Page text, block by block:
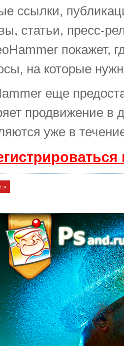
ссылки,
статьи, пресс-
покажет,
на которые
еще
продвижение в
уже в
»